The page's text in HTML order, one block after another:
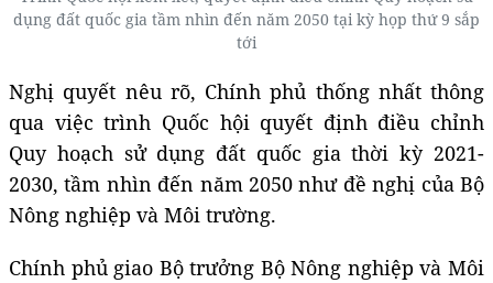
dụng đất quốc gia tầm nhìn đến năm 2050 tại kỳ họp thứ 9 sắp
tới
Nghị quyết nêu rõ, Chính phủ thống nhất thông
qua việc trình Quốc hội quyết định điều chỉnh
Quy hoạch sử dụng đất quốc gia thời kỳ 2021-
2030, tầm nhìn đến năm 2050 như đề nghị của Bộ
Nông nghiệp và Môi trường.
Chính phủ giao Bộ trưởng Bộ Nông nghiệp và Môi